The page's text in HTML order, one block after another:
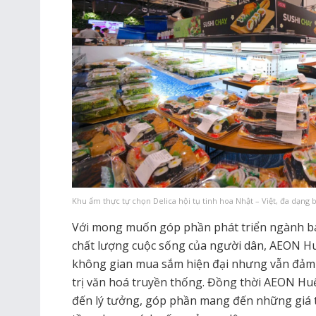
Khu ẩm thực tự chọn Delica hội tụ tinh hoa Nhật – Việt, đa dạng
Với mong muốn góp phần phát triển ngành
chất lượng cuộc sống của người dân, AEON
không gian mua sắm hiện đại nhưng vẫn
trị văn hoá truyền thống. Đồng thời AEON
đến lý tưởng, góp phần mang đến những